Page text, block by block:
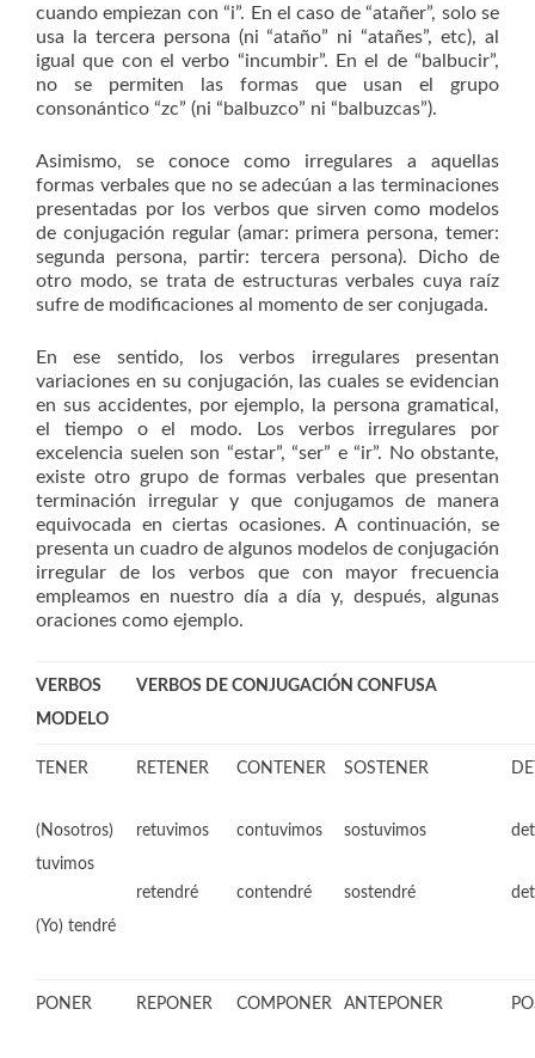
cuando empiezan con “i”. En el caso de “atañer”, solo se
usa la tercera persona (ni “ataño” ni “atañes”, etc), al
igual que con el verbo “incumbir”. En el de “balbucir”,
no se permiten las formas que usan el grupo
consonántico “zc” (ni “balbuzco” ni “balbuzcas”).
Asimismo, se conoce como irregulares a aquellas
formas verbales que no se adecúan a las terminaciones
presentadas por los verbos que sirven como modelos
de conjugación regular (amar: primera persona, temer:
segunda persona, partir: tercera persona). Dicho de
otro modo, se trata de estructuras verbales cuya raíz
sufre de modificaciones al momento de ser conjugada.
En ese sentido, los verbos irregulares presentan
variaciones en su conjugación, las cuales se evidencian
en sus accidentes, por ejemplo, la persona gramatical,
el tiempo o el modo. Los verbos irregulares por
excelencia suelen son “estar”, “ser” e “ir”. No obstante,
existe otro grupo de formas verbales que presentan
terminación irregular y que conjugamos de manera
equivocada en ciertas ocasiones. A continuación, se
presenta un cuadro de algunos modelos de conjugación
irregular de los verbos que con mayor frecuencia
empleamos en nuestro día a día y, después, algunas
oraciones como ejemplo.
VERBOS
MODELO
VERBOS DE CONJUGACIÓN CONFUSA
TENER
(Nosotros)
tuvimos
(Yo) tendré
RETENER
retuvimos
retendré
CONTENER
contuvimos
contendré
SOSTENER
sostuvimos
sostendré
PONER REPONER COMPONER ANTEPONER